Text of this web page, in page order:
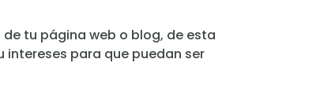
tu página web o blog, de esta
para que puedan ser